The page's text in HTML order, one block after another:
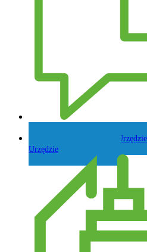
Urzędzie